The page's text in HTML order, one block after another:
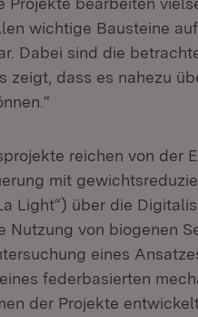
wichtige Bausteine
Dabei sind die
zeigt, dass es nahezu
reichen von der
mit
Light“) über die
Nutzung von biogenen
eines
federbasierten
der Projekte